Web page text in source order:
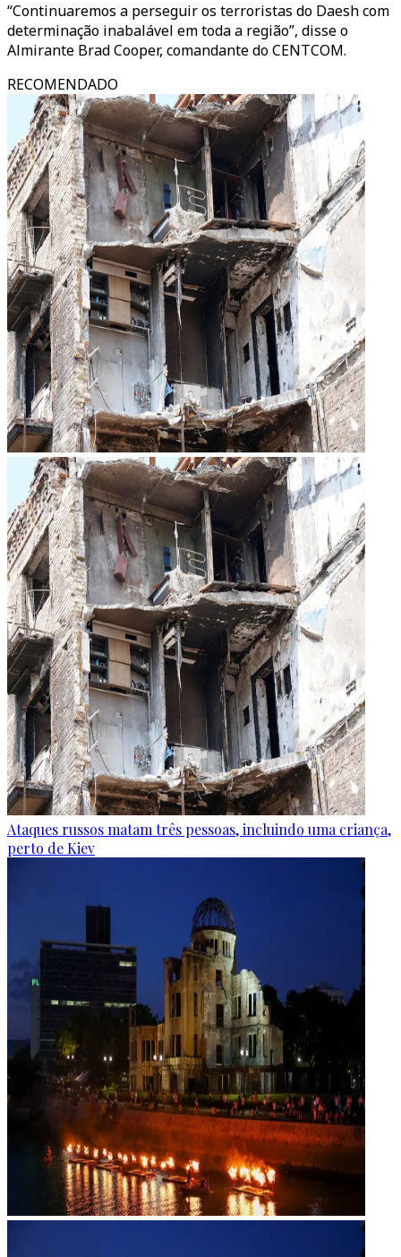
“Continuaremos a perseguir os terroristas do Daesh com
determinação inabalável em toda a região”, disse o
Almirante Brad Cooper, comandante do CENTCOM.
RECOMENDADO
Ataques russos matam três pessoas, incluindo uma criança,
perto de Kiev